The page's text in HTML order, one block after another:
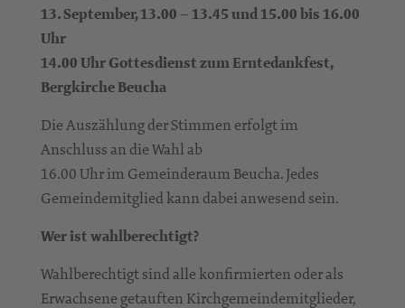
13. September, 13.00 – 13.45 und 15.00 bis 16.00
Uhr
14.00 Uhr Gottesdienst zum Erntedankfest,
Bergkirche Beucha
Die Auszählung der Stimmen erfolgt im
Anschluss an die Wahl ab
16.00 Uhr im Gemeinderaum Beucha. Jedes
Gemeindemitglied kann dabei anwesend sein.
Wer ist wahlberechtigt?
Wahlberechtigt sind alle konfirmierten oder als
Erwachsene getauften Kirchgemeindemitglieder,